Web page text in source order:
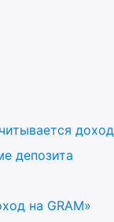
доход
депозита
на GRAM»